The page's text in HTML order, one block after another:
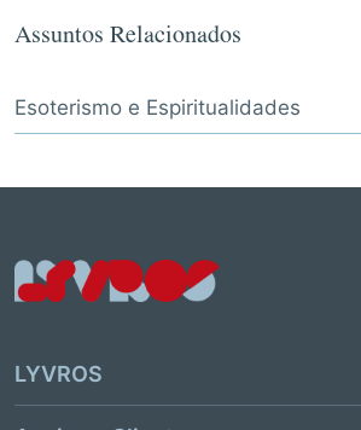
Assuntos Relacionados
Esoterismo e Espiritualidades
LYVROS